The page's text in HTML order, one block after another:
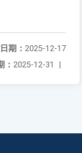
期： 2025-12-17
： 2025-12-31 |